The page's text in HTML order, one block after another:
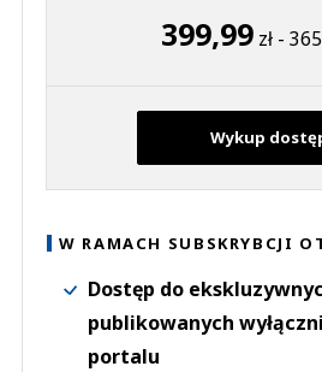
399,99zł -
Wykup
W RAMACH SUBSKRYBCJI
Dostęp do
publikowanych
portalu